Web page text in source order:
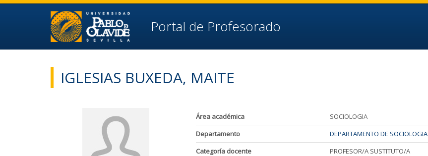
Ir al contenido principal de la página (alt + s)
Ir a la cabecera de la página (alt + c)
Ir al pie de la página (alt + p)
Ir al menú principal (alt + u)
Portal de Profesorado
IGLESIAS BUXEDA, MAITE
Área académica
SOCIOLOGIA
Departamento
DEPARTAMENTO DE SOCIOLOGIA
Categoría docente
PROFESOR/A SUSTITUTO/A